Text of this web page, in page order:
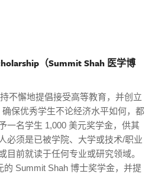
（Summit Shah 医学博
不懈地提倡接受高等教育，并创立
保优秀学生不论经济水平如何，都
一名学生 1,000 美元奖学金，供其
必须是已被学院、大学或技术/职业
目前就读于任何专业或研究领域。
的 Summit Shah 博士奖学金，并提